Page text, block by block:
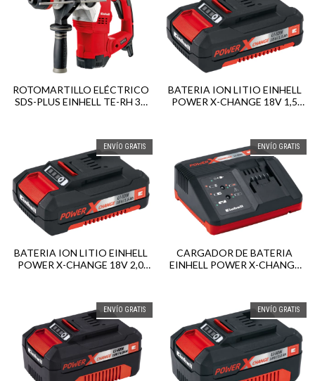
ROTOMARTILLO ELÉCTRICO
SDS-PLUS EINHELL TE-RH 32
BATERIA ION LITIO EINHELL
POWER X-CHANGE 18V 1,5
ENVÍO GRATIS
BATERIA ION LITIO EINHELL
POWER X-CHANGE 18V 2,0
ENVÍO GRATIS
CARGADOR DE BATERIA
EINHELL POWER X-CHANGE
ENVÍO GRATIS ENVÍO GRATIS